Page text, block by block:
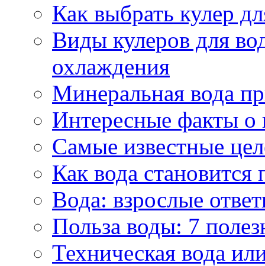
Как выбрать кулер
Виды кулеров для
охлаждения
Минеральная вода
Интересные факты о
Самые известные
Как вода становится
Вода: взрослые
Польза воды: 7
Техническая вода